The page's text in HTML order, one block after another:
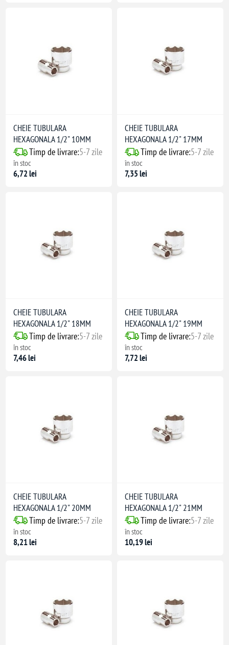
CHEIE TUBULARA
HEXAGONALA 1/2" 10MM
Timp de livrare:5-7 zile
în stoc
6,72 lei
CHEIE TUBULARA
HEXAGONALA 1/2" 17MM
Timp de livrare:5-7 zile
în stoc
7,35 lei
CHEIE TUBULARA
HEXAGONALA 1/2" 18MM
Timp de livrare:5-7 zile
în stoc
7,46 lei
CHEIE TUBULARA
HEXAGONALA 1/2" 19MM
Timp de livrare:5-7 zile
în stoc
7,72 lei
CHEIE TUBULARA
HEXAGONALA 1/2" 20MM
Timp de livrare:5-7 zile
în stoc
8,21 lei
CHEIE TUBULARA
HEXAGONALA 1/2" 21MM
Timp de livrare:5-7 zile
în stoc
10,19 lei